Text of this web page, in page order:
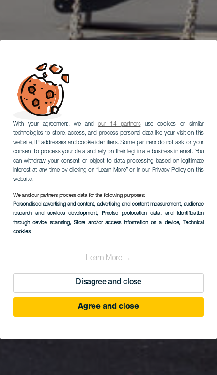
With your agreement, we andour 14 partnersuse cookies or similar
technologies to store, access, and process personal data like your visit on this
website, IP addresses and cookie identifiers. Some partners do not ask for your
consent to process your data and rely on their legitimate business interest. You
can withdraw your consent or object to data processing based on legitimate
interest at any time by clicking on “Learn More” or in our Privacy Policy on this
website.
We and our partners process data for the following purposes:
Personalised advertising and content, advertising and content measurement, audience
research and services development, Precise geolocation data, and identification
through device scanning, Store and/or access information on a device, Technical
cookies
Learn More →
Disagree and close
Agree and close
Parque El Granero